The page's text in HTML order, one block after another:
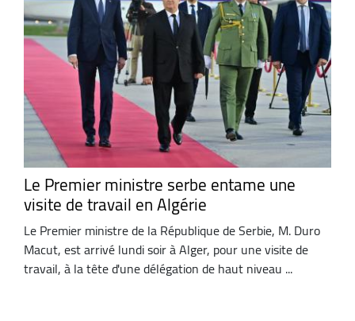
Le Premier ministre serbe entame une
visite de travail en Algérie
Le Premier ministre de la République de Serbie, M. Duro
Macut, est arrivé lundi soir à Alger, pour une visite de
travail, à la tête d'une délégation de haut niveau ...